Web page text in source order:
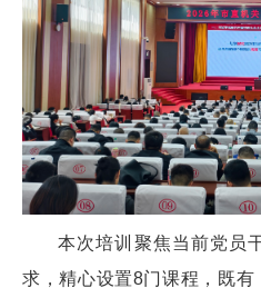
本次培训聚焦当前党员
求，精心设置8门课程，既